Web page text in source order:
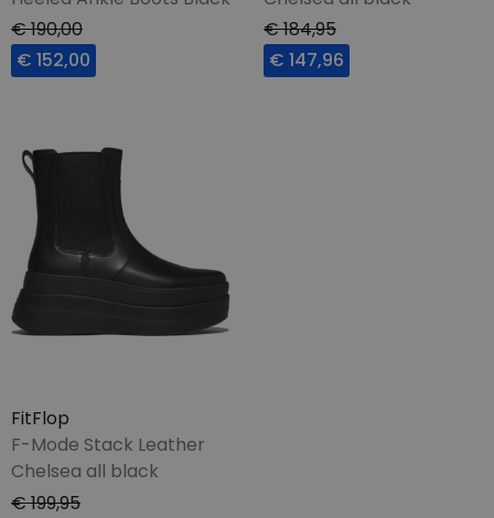
€ 190,00
€ 152,00
€ 184,95
€ 147,96
FitFlop
F-Mode Stack Leather
Chelsea all black
€ 199,95